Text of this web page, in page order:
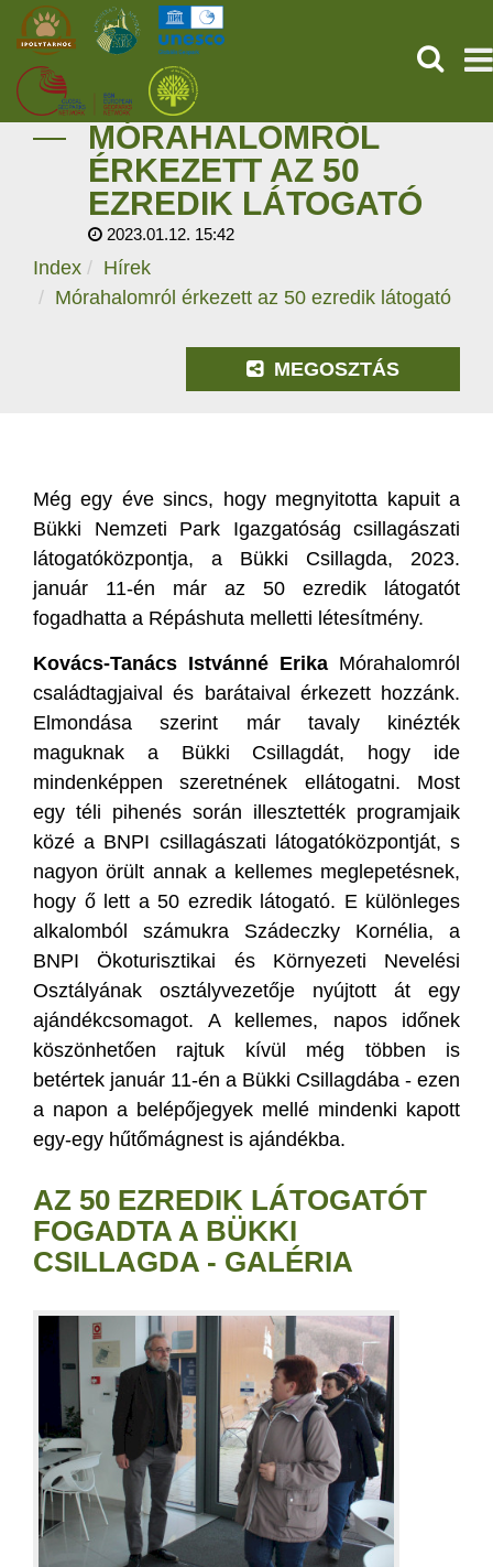
KEZDŐOLDAL
ŐSVILÁGI POMPEJI
SZOLGÁLTATÁSOK
MÓRAHALOMRÓL
ÉRKEZETT AZ 50
EZREDIK LÁTOGATÓ
2023.01.12. 15:42
Index
Hírek
Mórahalomról érkezett az 50 ezredik látogató
MEGOSZTÁS
Még egy éve sincs, hogy megnyitotta kapuit a
Bükki Nemzeti Park Igazgatóság csillagászati
látogatóközpontja, a Bükki Csillagda, 2023.
január 11-én már az 50 ezredik látogatót
fogadhatta a Répáshuta melletti létesítmény.
Kovács-Tanács Istvánné Erika Mórahalomról
családtagjaival és barátaival érkezett hozzánk.
Elmondása szerint már tavaly kinézték
maguknak a Bükki Csillagdát, hogy ide
mindenképpen szeretnének ellátogatni. Most
egy téli pihenés során illesztették programjaik
közé a BNPI csillagászati látogatóközpontját, s
nagyon örült annak a kellemes meglepetésnek,
hogy ő lett a 50 ezredik látogató. E különleges
alkalomból számukra Szádeczky Kornélia, a
BNPI Ökoturisztikai és Környezeti Nevelési
Osztályának osztályvezetője nyújtott át egy
ajándékcsomagot. A kellemes, napos időnek
köszönhetően rajtuk kívül még többen is
betértek január 11-én a Bükki Csillagdába - ezen
a napon a belépőjegyek mellé mindenki kapott
egy-egy hűtőmágnest is ajándékba.
AZ 50 EZREDIK LÁTOGATÓT
FOGADTA A BÜKKI
CSILLAGDA - GALÉRIA